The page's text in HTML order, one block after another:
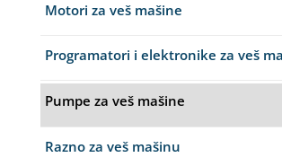
Motori za veš mašine
Programatori i elektronike za veš
Pumpe za veš mašine
Razno za veš mašinu